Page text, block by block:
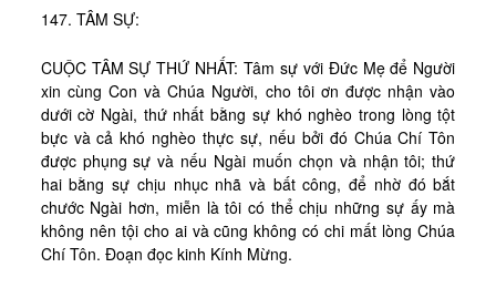
147. TÂM SỰ:
CUỘC TÂM SỰ THỨ NHẤT: Tâm sự với Đức Mẹ để Người
xin cùng Con và Chúa Người, cho tôi ơn được nhận vào
dưới cờ Ngài, thứ nhất bằng sự khó nghèo trong lòng tột
bực và cả khó nghèo thực sự, nếu bởi đó Chúa Chí Tôn
được phụng sự và nếu Ngài muốn chọn và nhận tôi; thứ
hai bằng sự chịu nhục nhã và bất công, để nhờ đó bắt
chước Ngài hơn, miễn là tôi có thể chịu những sự ấy mà
không nên tội cho ai và cũng không có chi mất lòng Chúa
Chí Tôn. Đoạn đọc kinh Kính Mừng.